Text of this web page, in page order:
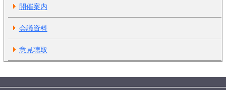
開催案内
会議資料
意見聴取